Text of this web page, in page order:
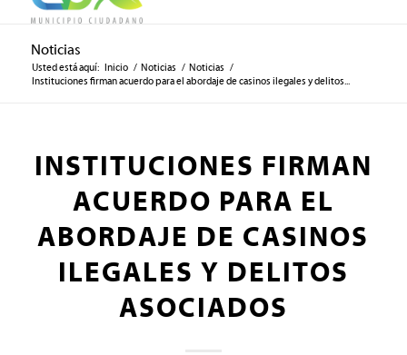
Noticias
Usted está aquí: Inicio / Noticias / Noticias /
Instituciones firman acuerdo para el abordaje de casinos ilegales y delitos...
INSTITUCIONES FIRMAN
ACUERDO PARA EL
ABORDAJE DE CASINOS
ILEGALES Y DELITOS
ASOCIADOS